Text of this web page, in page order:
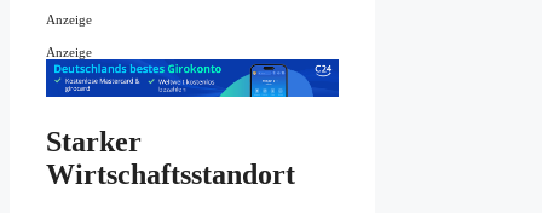
Anzeige
Anzeige
Starker
Wirtschaftsstandort